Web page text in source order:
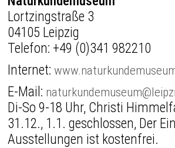
Lortzingstraße 3
04105 Leipzig
Telefon: +49 (0)341 982210
Internet:
E-Mail:
Di-So 9-18 Uhr, Christi
31.12., 1.1. geschlossen, Der
Ausstellungen ist kostenfrei.